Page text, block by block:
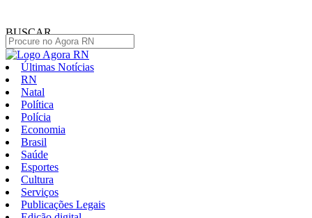
BUSCAR
Últimas Notícias
RN
Natal
Política
Polícia
Economia
Brasil
Saúde
Esportes
Cultura
Serviços
Publicações Legais